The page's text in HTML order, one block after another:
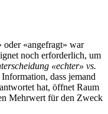
oder «angefragt» war
noch erforderlich, um
«echter» vs.
dass jemand
hat, öffnet Raum
Mehrwert für den Zweck